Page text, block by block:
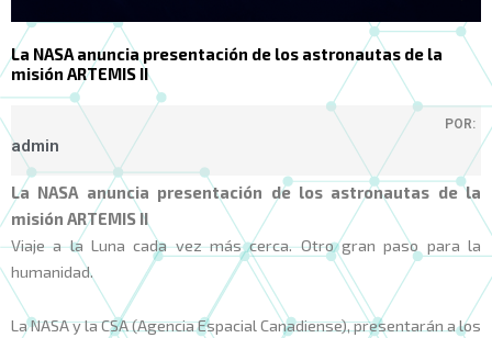
La NASA anuncia presentación de los astronautas de la
misión ARTEMIS II
POR:
admin
La NASA anuncia presentación de los astronautas de la
misión ARTEMIS II
Viaje a la Luna cada vez más cerca. Otro gran paso para la
humanidad.
La NASA y la CSA (Agencia Espacial Canadiense), presentarán a los